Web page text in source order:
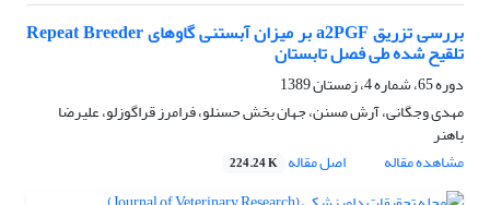
بررسی تزریق a2PGF بر میزان آبستنی گاوهای Repeat Breeder
تلقیح شده طی فصل تابستان
دوره 65، شماره 4، زمستان 1389
مهدی وجگانی، آرش مسنن، جهان بخش حسنلو، فرامرز قراگوزلو، علیرضا
باهنر
مشاهده مقاله
اصل مقاله 224.24 K